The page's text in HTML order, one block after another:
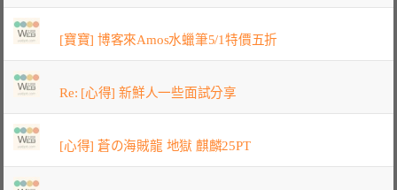
[寶寶] 博客來Amos水蠟筆5/1特價五折
Re: [心得] 新鮮人一些面試分享
[心得] 蒼の海賊龍 地獄 麒麟25PT